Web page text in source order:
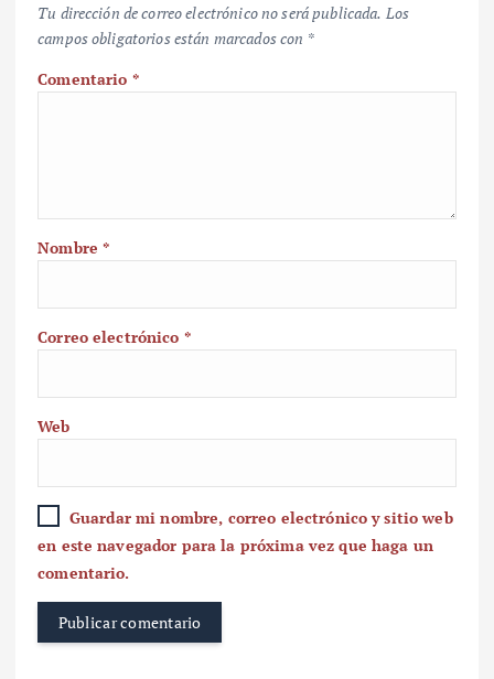
Tu dirección de correo electrónico no será publicada. Los
campos obligatorios están marcados con *
Comentario *
Nombre*
Correo electrónico *
Web
Guardar mi nombre, correo electrónico y sitio web
en este navegador para la próxima vez que haga un
comentario.